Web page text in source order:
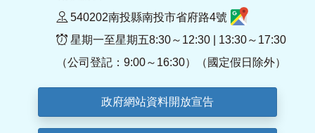
540202南投縣南投市省府路4號
星期一至星期五8:30～12:30 | 13:30～17:30
（公司登記：9:00～16:30）（國定假日除外）
政府網站資料開放宣告